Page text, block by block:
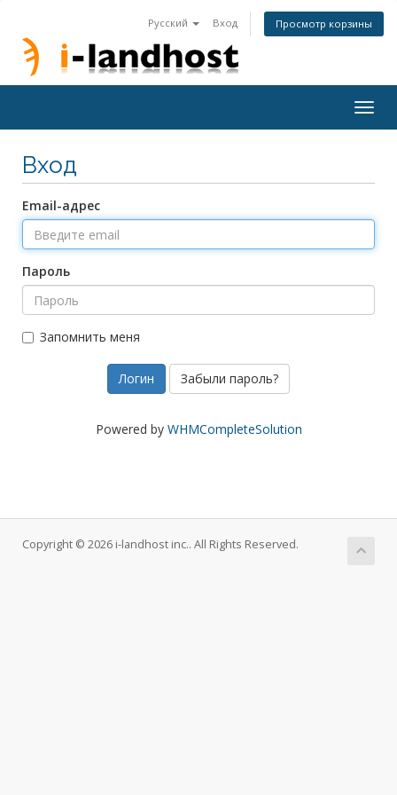
Русский Вход Просмотр корзины
Вход
Email-адрес
Пароль
Запомнить меня
Забыли пароль?
Powered by WHMCompleteSolution
Copyright © 2026 i-landhost inc.. All Rights Reserved.